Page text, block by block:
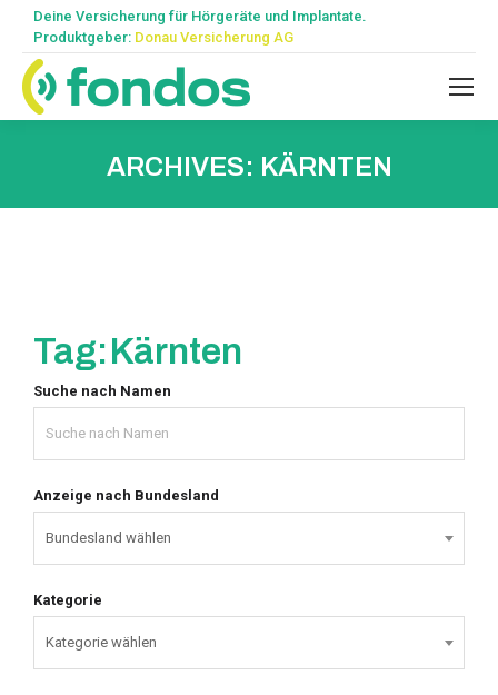
Deine Versicherung für Hörgeräte und Implantate.
Produktgeber: Donau Versicherung AG
ARCHIVES: KÄRNTEN
Tag:Kärnten
Suche nach Namen
Anzeige nach Bundesland
Kategorie